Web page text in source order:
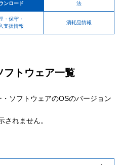
ンロード
法
・保守・
支援情報
消耗品情報
フトウェア一覧
ソフトウェアのOSのバージョン
されません。